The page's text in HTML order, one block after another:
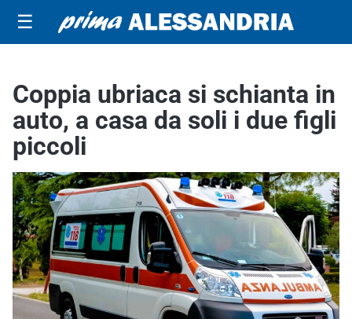
☰
Coppia ubriaca si schianta in
auto, a casa da soli i due figli
piccoli